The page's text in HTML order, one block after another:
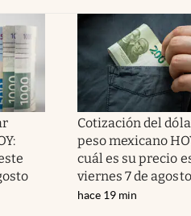
Cotización del
peso mexicano
cuál es su precio
viernes 7 de agosto
hace 19 min